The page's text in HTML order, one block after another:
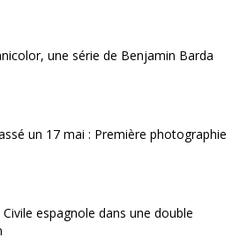
une série de Benjamin Barda
un 17 mai : Première photographie
Civile espagnole dans une double